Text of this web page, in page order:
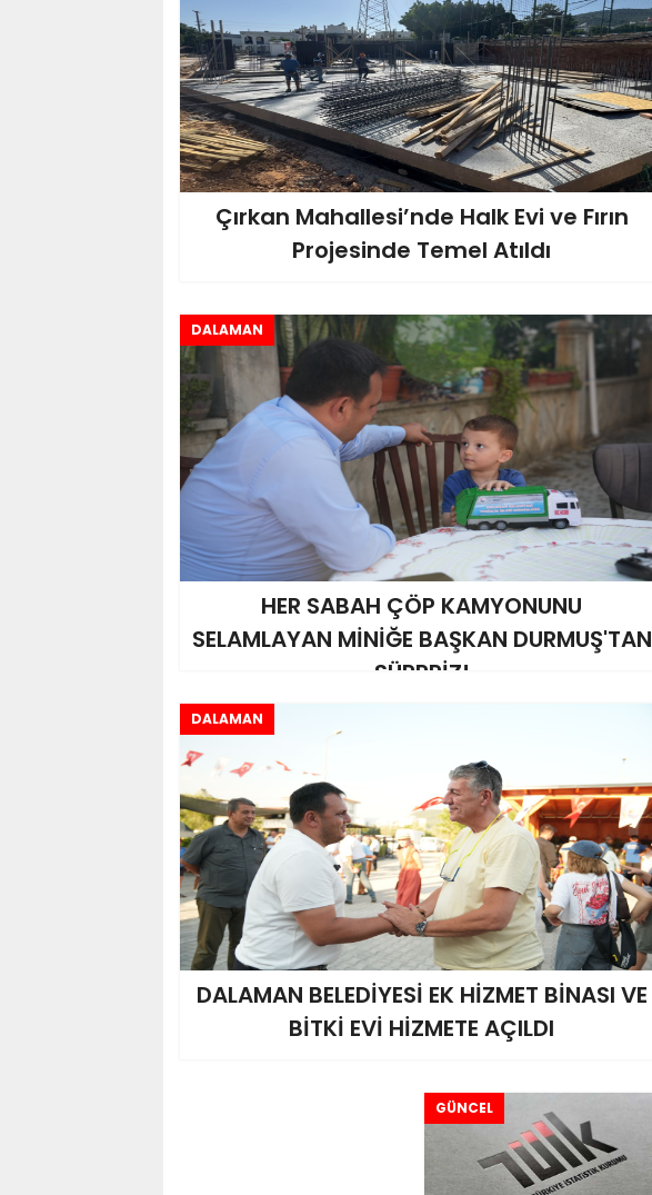
Çırkan Mahallesi’nde Halk Evi ve Fırın
Projesinde Temel Atıldı
DALAMAN
HER SABAH ÇÖP KAMYONUNU
SELAMLAYAN MİNİĞE BAŞKAN DURMUŞ'TAN
SÜRPRİZ!
DALAMAN
DALAMAN BELEDİYESİ EK HİZMET BİNASI VE
BİTKİ EVİ HİZMETE AÇILDI
GÜNCEL